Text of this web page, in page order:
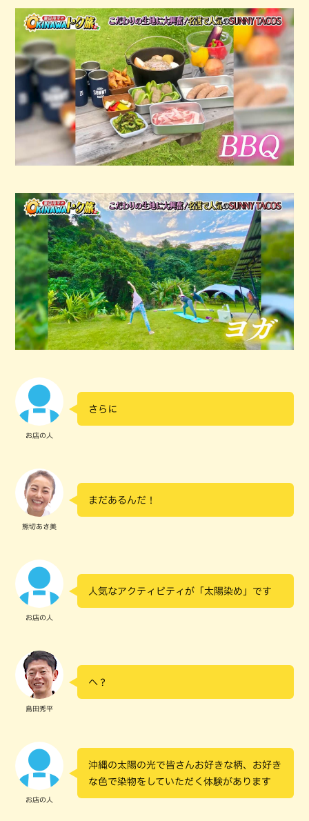
お店の人
さらに
熊切あさ美
まだあるんだ！
お店の人
人気なアクティビティが「太陽染め」です
島田秀平
へ？
お店の人
沖縄の太陽の光で皆さんお好きな柄、お好き
な色で染物をしていただく体験があります